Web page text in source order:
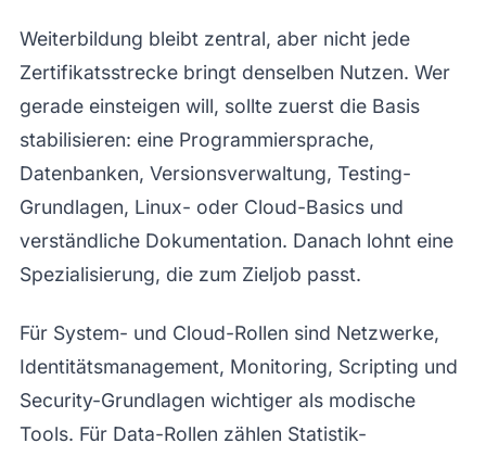
Weiterbildung bleibt zentral, aber nicht jede
Zertifikatsstrecke bringt denselben Nutzen. Wer
gerade einsteigen will, sollte zuerst die Basis
stabilisieren: eine Programmiersprache,
Datenbanken, Versionsverwaltung, Testing-
Grundlagen, Linux- oder Cloud-Basics und
verständliche Dokumentation. Danach lohnt eine
Spezialisierung, die zum Zieljob passt.
Für System- und Cloud-Rollen sind Netzwerke,
Identitätsmanagement, Monitoring, Scripting und
Security-Grundlagen wichtiger als modische
Tools. Für Data-Rollen zählen Statistik-